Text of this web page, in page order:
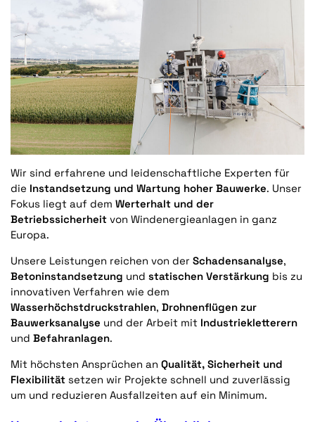
Wir sind erfahrene und leidenschaftliche Experten für
die Instandsetzung und Wartung hoher Bauwerke. Unser
Fokus liegt auf dem Werterhalt und der
Betriebssicherheit von Windenergieanlagen in ganz
Europa.
Unsere Leistungen reichen von der Schadensanalyse,
Betoninstandsetzung und statischen Verstärkung bis zu
innovativen Verfahren wie dem
Wasserhöchstdruckstrahlen, Drohnenflügen zur
Bauwerksanalyse und der Arbeit mit Industriekletterern
und Befahranlagen.
Mit höchsten Ansprüchen an Qualität, Sicherheit und
Flexibilität setzen wir Projekte schnell und zuverlässig
um und reduzieren Ausfallzeiten auf ein Minimum.